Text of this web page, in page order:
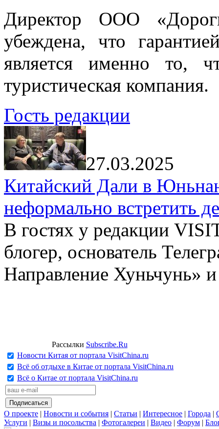
Директор ООО
убеждена, что
является именно то,
туристическая компания.
Гость редакции
27.03.2025
Китайский Дали в
неформально встретить
В гостях у редакции
блогер, основатель
Направление Хуньчунь»
Рассылки Subscribe.Ru
Новости Китая от портала VisitChina.ru
Всё об отдыхе в Китае от портала VisitChina.ru
Всё о Китае от портала VisitChina.ru
О проекте | Новости и события | Статьи | Интересное | Города |
Услуги | Визы и посольства | Фотогалереи | Видео | Форум |